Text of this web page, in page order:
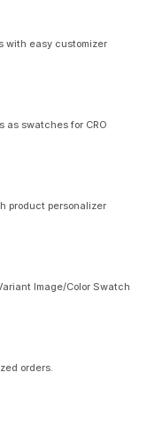
with easy customizer
as swatches for CRO
product personalizer
Image/Color Swatch
orders.